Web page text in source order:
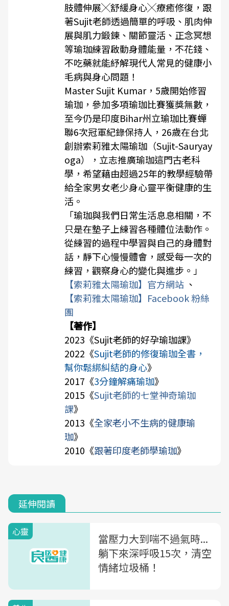
肢體伸展╳舒緩身心╳療癒修復，跟
著Sujit老師透過簡單的呼吸、肌肉伸
展與肌力鍛鍊、關節靈活、正念冥想
等瑜珈練習啟動身體能量，不花錢、
不吃藥就能紓解現代人常見的健康小
毛病與身心問題！
Master Sujit Kumar，5歲開始修習
瑜珈，參加多項瑜珈比賽獲獎無數，
至今仍是印度Bihar州立瑜珈比賽蟬
聯6次冠軍紀錄保持人，26歲在台北
創辦索莉雅太陽瑜珈（Sujit-Sauryay
oga），立志推廣瑜珈這門古老科
學，希望藉由超過25年的教學經驗帶
給全家男女老少身心靈平衡健康的生
活。
「瑜珈與我們日常生活息息相關，不
只是在墊子上練習各種體位法動作。
從練習的過程中學習與自己的身體對
話，靜下心慢慢體會，感受每一次的
練習，觀察身心的變化與進步。」
【索莉雅太陽瑜珈】官方網站 、
【索莉雅太陽瑜珈】Facebook 粉絲
團
【著作】
2023《Sujit老師的好孕瑜珈課》
2022《Sujit老師的修復瑜珈全書，
幫你鬆綁糾結的身心》
2017《3分鐘解痛瑜珈》
2015《Sujit老師的七堂神奇瑜珈
課》
2013《全家老小不生病的健康瑜
珈》
2010《跟著印度老師學瑜珈》
延伸閱讀
心靈
當壓力大到喘不過氣時...
躺下來深呼吸15次，清空
情緒垃圾桶！